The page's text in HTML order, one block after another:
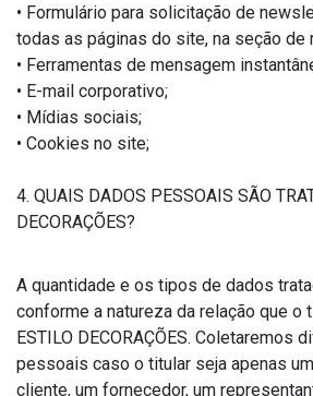
• Formulário para solicitação de
todas as páginas do site, na seção de
• Ferramentas de mensagem
• E-mail corporativo;
• Mídias sociais;
• Cookies no site;
4. QUAIS DADOS PESSOAIS SÃO
DECORAÇÕES?
A quantidade e os tipos de dados
conforme a natureza da relação que o
ESTILO DECORAÇÕES. Coletaremos
pessoais caso o titular seja apenas
cliente, um fornecedor, um